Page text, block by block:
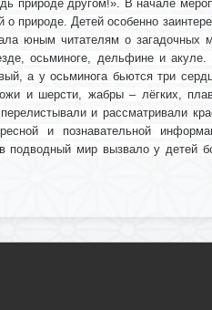
природе другом!». В начале
природе. Детей особенно
юным читателям о загадочных
осьминоге, дельфине и акуле.
а у осьминога бьются три
и шерсти, жабры – лёгких,
и рассматривали
и познавательной
подводный мир вызвало у детей